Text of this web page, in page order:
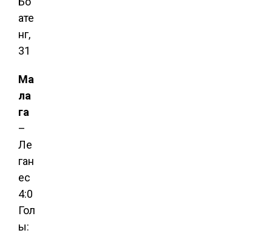
ате
нг,
31
Ма
ла
га
–
Ле
ган
ес
4:0
Гол
ы: